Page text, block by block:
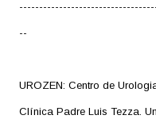
--
UROZEN: Centro de
Clínica Padre Luis Tezza.